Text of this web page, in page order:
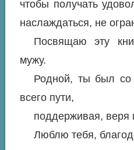
чтобы получать
наслаждаться, не
Посвящаю эту
мужу.
Родной, ты был со
всего пути,
поддерживая, веря
Люблю тебя,